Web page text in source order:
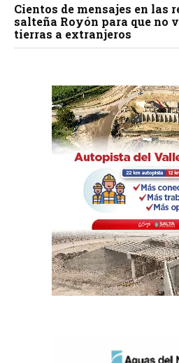
Cientos de mensajes en las
salteña Royón para que no
tierras a extranjeros